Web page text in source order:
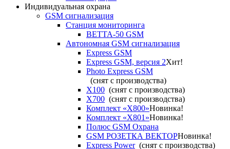
Индивидуальная охрана
GSM сигнализация
Станция мониторинга
ВЕТТА-50 GSM
Автономная GSM сигнализация
Express GSM
Express GSM, версия 2Хит!
Photo Express GSM
(снят с производства)
X100 (снят с производства)
X700 (снят с производства)
Комплект «X800»Новинка!
Комплект «X801»Новинка!
Полюс GSM Охрана
GSM РОЗЕТКА ВЕКТОРНовинка!
Express Power(снят с производства)